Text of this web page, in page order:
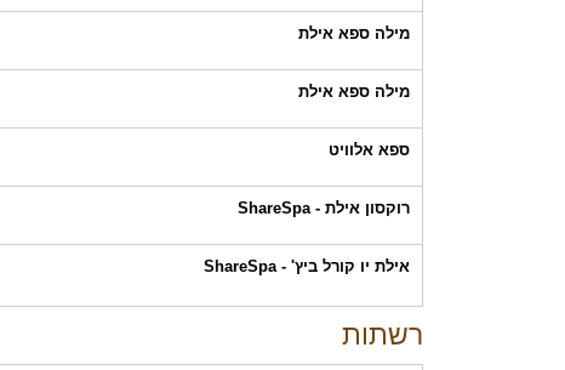
מילה ספא אילת
מילה ספא אילת
ספא אלוויט
רוקסון אילת - ShareSpa
אילת יו קורל ביץ' - ShareSpa
רשתות